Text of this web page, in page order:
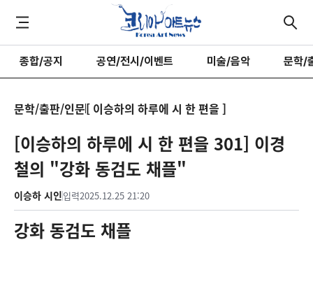
종합/공지 공연/전시/이벤트 미술/음악 문학/
문학/출판/인문[ 이승하의 하루에 시 한 편을 ]
[이승하의 하루에 시 한 편을 301] 이경
철의 "강화 동검도 채플"
이승하 시인입력2025.12.25 21:20
강화 동검도 채플